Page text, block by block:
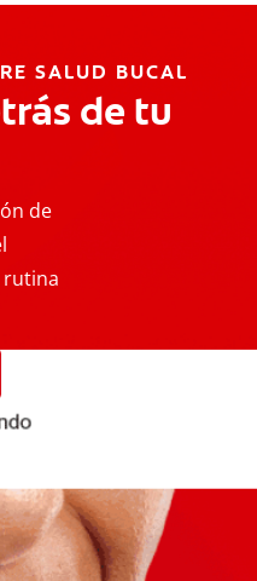
SALUD BUCAL
de tu
de
rutina